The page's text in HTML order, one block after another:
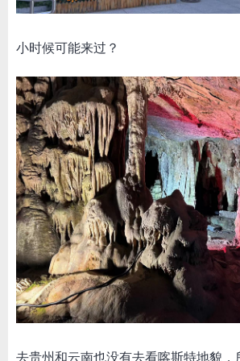
小时候可能来过？
去贵州和云南也没有去看喀斯特地貌，